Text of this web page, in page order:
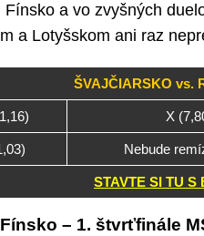
Fínsko a vo zvyšných
a Lotyšskom ani raz
ŠVAJČIARSKO vs.
X
Nebude
STAVTE SI TU S
– 1. štvrťfinále